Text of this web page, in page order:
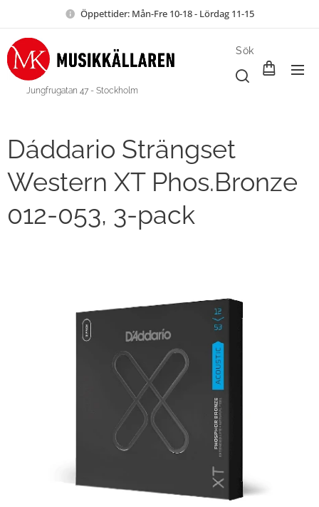
Öppettider: Mån-Fre 10-18 - Lördag 11-15
Jungfrugatan 47 - Stockholm
Sök
Dáddario Strängset
Western XT Phos.Bronze
012-053, 3-pack